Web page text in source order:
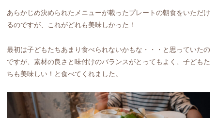
あらかじめ決められたメニューが載ったプレートの朝食をいただけ
るのですが、これがどれも美味しかった！
最初は子どもたちあまり食べられないかもな・・・と思っていたの
ですが、素材の良さと味付けのバランスがとってもよく、子どもた
ちも美味しい！と食べてくれました。